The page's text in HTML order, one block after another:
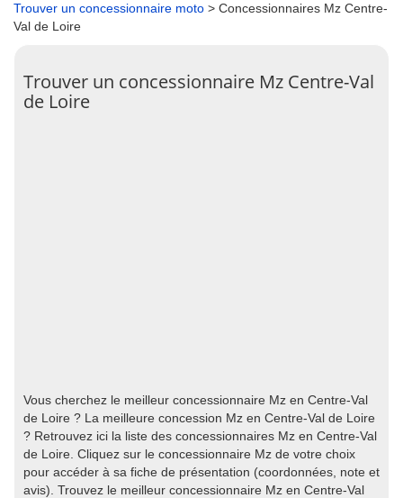
Trouver un concessionnaire moto > Concessionnaires Mz Centre-
Val de Loire
Trouver un concessionnaire Mz Centre-Val
de Loire
Vous cherchez le meilleur concessionnaire Mz en Centre-Val
de Loire ? La meilleure concession Mz en Centre-Val de Loire
? Retrouvez ici la liste des concessionnaires Mz en Centre-Val
de Loire. Cliquez sur le concessionnaire Mz de votre choix
pour accéder à sa fiche de présentation (coordonnées, note et
avis). Trouvez le meilleur concessionnaire Mz en Centre-Val